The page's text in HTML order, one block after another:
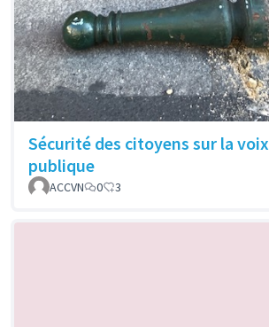
Sécurité des citoyens sur la voix
publique
ACCVN 0 3